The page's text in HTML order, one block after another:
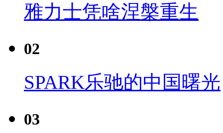
雅力士凭啥涅槃重生
02
SPARK乐驰的中国曙光
03